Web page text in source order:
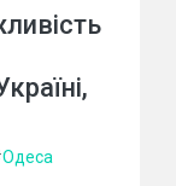
Одеса